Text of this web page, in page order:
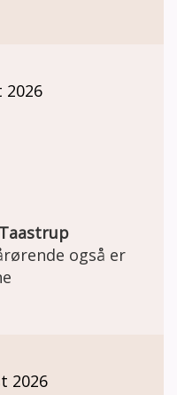
mod at give
2026
også er
2026